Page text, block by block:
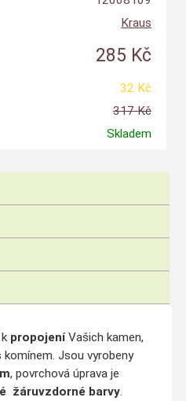
Kraus
285 Kč
32 Kč
317 Kč
Skladem
propojeníVašich kamen,
Jsou vyrobeny
, povrchová úprava je
žáruvzdorné barvy.